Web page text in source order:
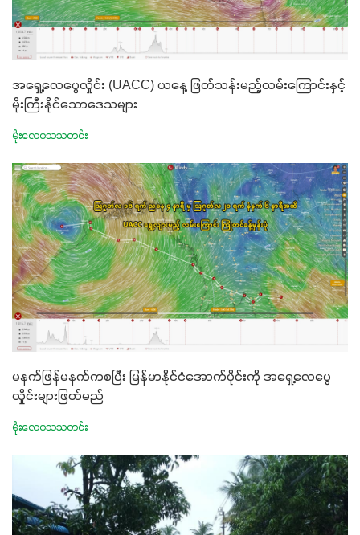
အရှေ့လေပွေလှိုင်း (UACC) ယနေ့ ဖြတ်သန်းမည့်လမ်းကြောင်းနှင့်
မိုးကြီးနိုင်သောဒေသများ
မိုးလေဝသသတင်း
မနက်ဖြန်မနက်ကစပြီး မြန်မာနိုင်ငံအောက်ပိုင်းကို အရှေ့လေပွေ
လှိုင်းများဖြတ်မည်
မိုးလေဝသသတင်း